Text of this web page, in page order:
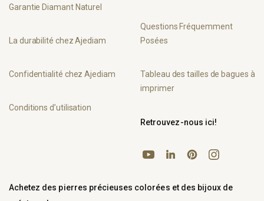
Garantie Diamant Naturel
La durabilité chez Ajediam
Confidentialité chez Ajediam
Conditions d’utilisation
Questions Fréquemment
Posées
Tableau des tailles de bagues à
imprimer
Achetez des pierres précieuses colorées et des bijoux de
Retrouvez-nous ici!
YouTubeLinkedInPinterestInstagram